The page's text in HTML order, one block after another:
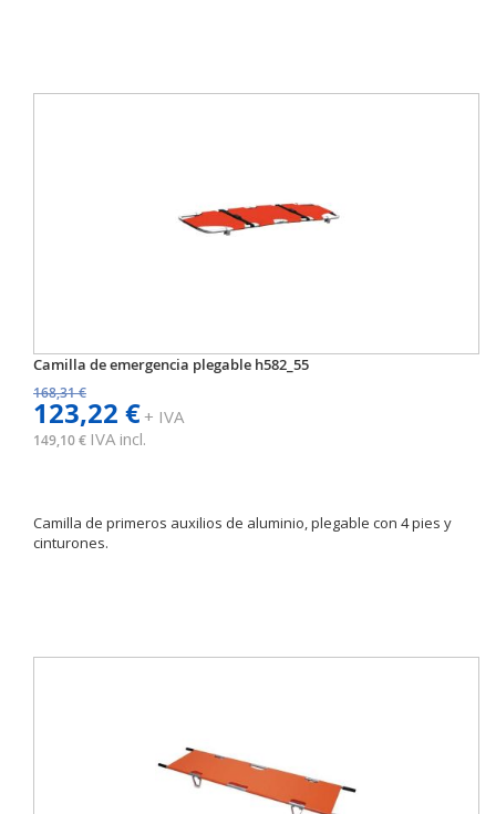
Camilla de emergencia plegable h582_55
168,31 €
123,22 €+ IVA
149,10 € IVA incl.
Camilla de primeros auxilios de aluminio, plegable con 4 pies y
cinturones.